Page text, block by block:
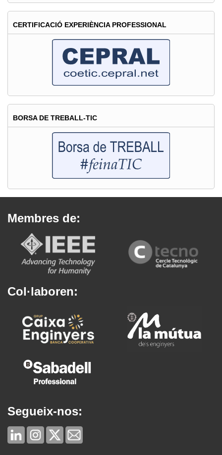
CERTIFICACIÓ EXPERIÈNCIA PROFESSIONAL
BORSA DE TREBALL-TIC
Membres de:
Col·laboren:
Segueix-nos: